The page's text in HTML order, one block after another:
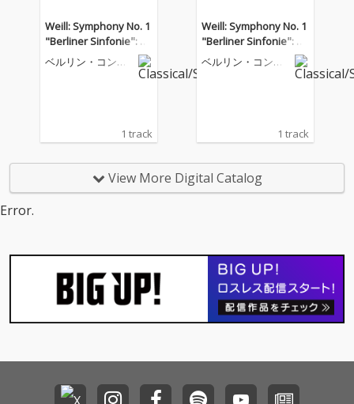
Weill: Symphony No. 1
"Berliner Sinfonie": All
egro vivace. Wild, hefti
g -
ベルリン・コンツ
1 track
Weill: Symphony No. 1
"Berliner Sinfonie": All
egro vivace. Wild, hefti
g -
ベルリン・コンツ
1 track
View More Digital Catalog
Error.